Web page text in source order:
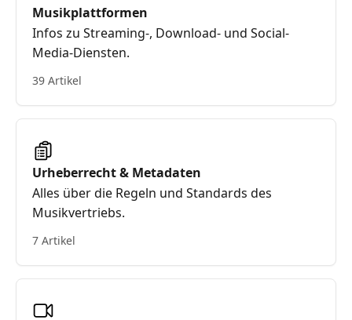
Musikplattformen
Infos zu Streaming-, Download- und Social-
Media-Diensten.
39 Artikel
Urheberrecht & Metadaten
Alles über die Regeln und Standards des
Musikvertriebs.
7 Artikel